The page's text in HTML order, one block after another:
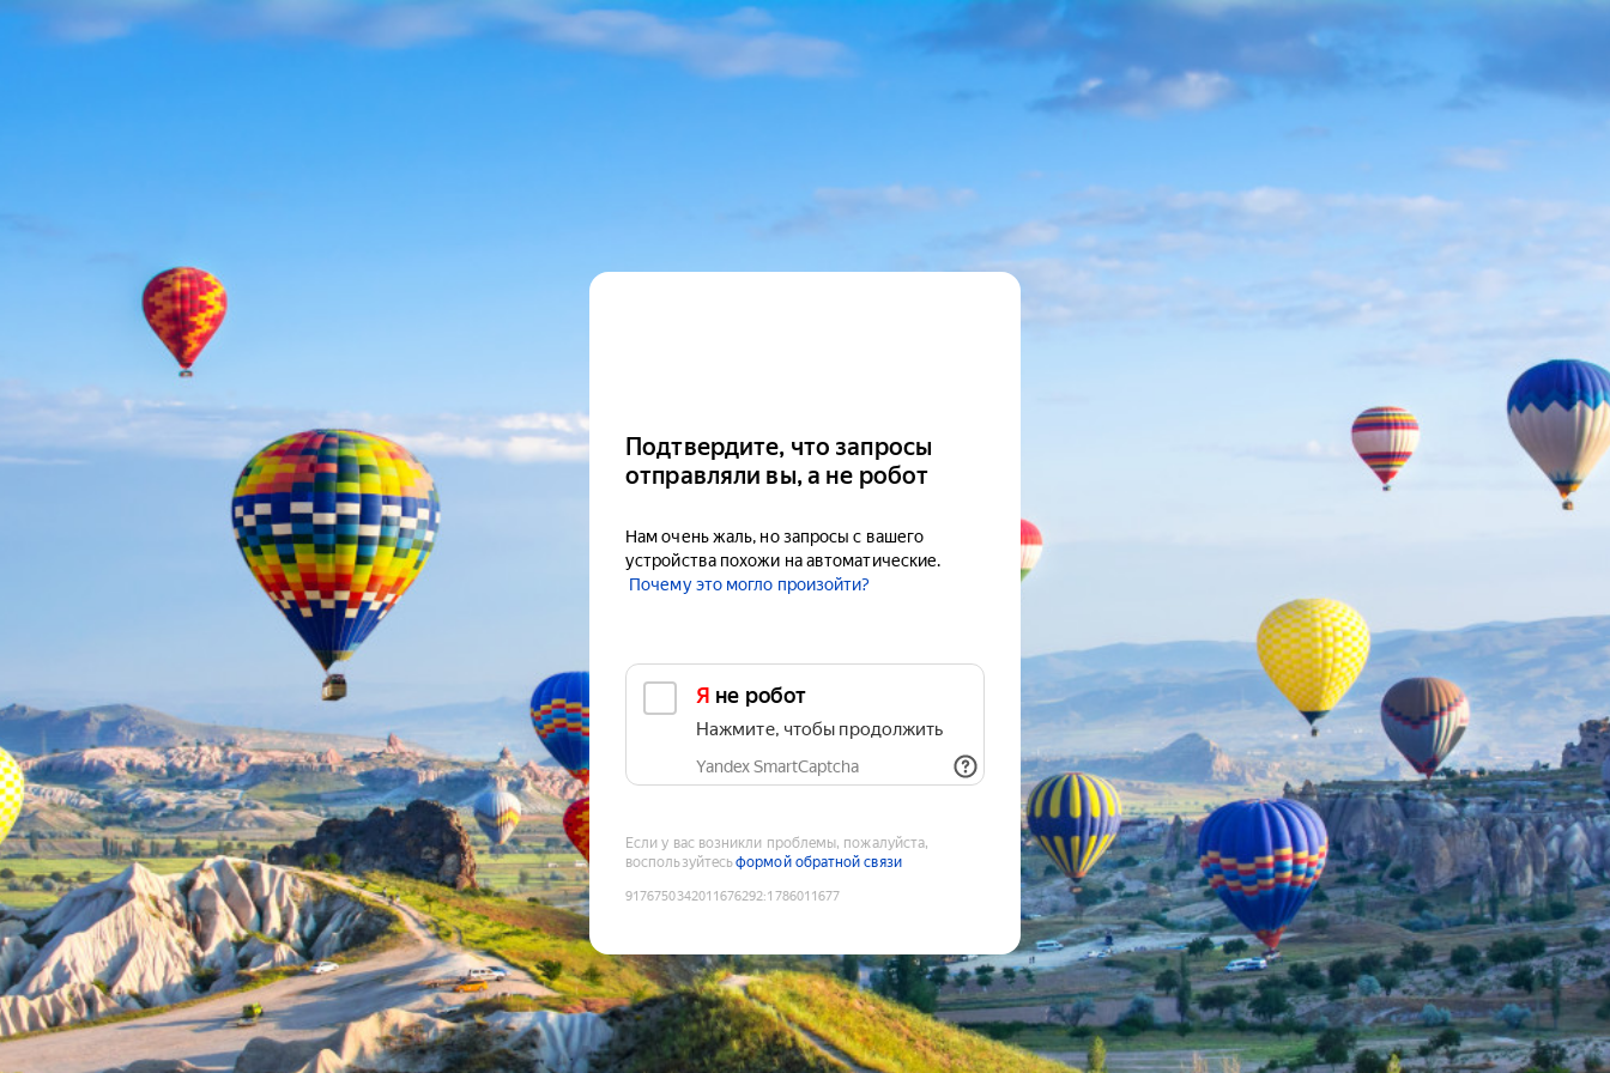
Подтвердите, что запросы
отправляли вы, а не робот
Нам очень жаль, но запросы с вашего
устройства похожи на автоматические.
Почему это могло произойти?
Я не робот
Нажмите, чтобы продолжить
Yandex SmartCaptcha
Если у вас возникли проблемы, пожалуйста,
воспользуйтесьформой обратной связи
9176750342011676292:1786011677